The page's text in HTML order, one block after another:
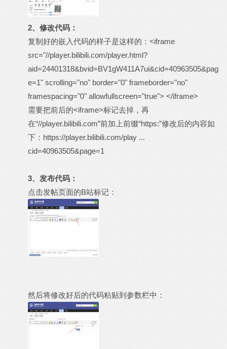
2、修改代码：
复制好的嵌入代码的样子是这样的：<iframe
src="//player.bilibili.com/player.html?
aid=24401318&bvid=BV1gW411A7ui&cid=40963505&pag
e=1" scrolling="no" border="0" frameborder="no"
framespacing="0" allowfullscreen="true"> </iframe>
需要把前后的<iframe>标记去掉，再
在“//player.bilibili.com”前加上前缀“https:”修改后的内容如
下： https://player.bilibili.com/play ...
cid=40963505&page=1
3、发布代码：
点击发帖页面的B站标记：
然后将修改好后的代码粘贴到参数栏中：